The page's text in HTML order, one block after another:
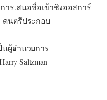
ารเสนอชื่อเข้าชิงออสการ์
ดนตรีประกอบ
นผู้อำนวยการ
Saltzman